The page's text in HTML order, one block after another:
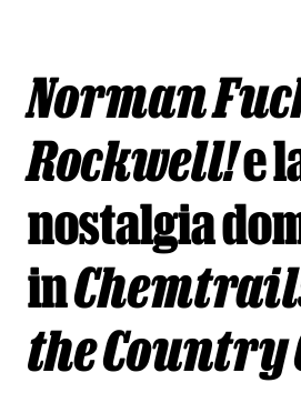
Norman
Rockwell!e
nostalgia
in
the Country